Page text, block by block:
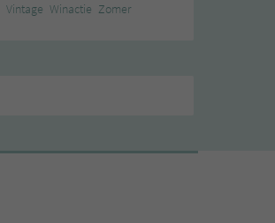
Vintage Winactie Zomer